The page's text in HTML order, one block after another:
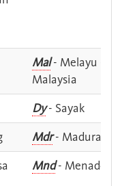
Mal- Melayu -
Malaysia
Dy- Sayak
Mdr- Madura
Mnd- Menado